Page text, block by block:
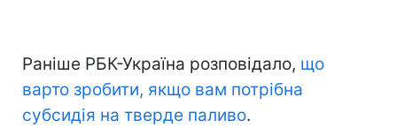
Раніше РБК-Україна розповідало, що
варто зробити, якщо вам потрібна
субсидія на тверде паливо.